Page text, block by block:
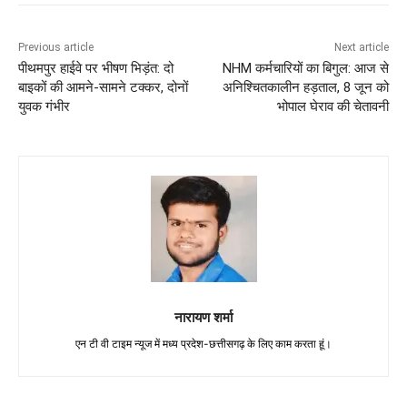
Previous article
पीथमपुर हाईवे पर भीषण भिड़ंत: दो
बाइकों की आमने-सामने टक्कर, दोनों
युवक गंभीर
Next article
NHM कर्मचारियों का बिगुल: आज से
अनिश्चितकालीन हड़ताल, 8 जून को
भोपाल घेराव की चेतावनी
नारायण शर्मा
एन टी वी टाइम न्यूज में मध्य प्रदेश-छत्तीसगढ़ के लिए काम करता हूं।